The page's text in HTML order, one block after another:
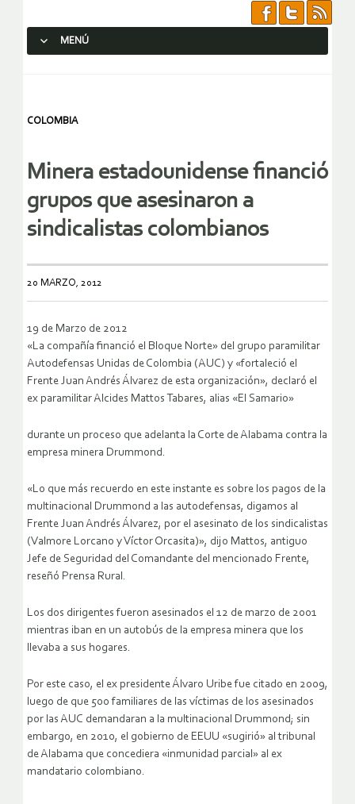
MENÚ
COLOMBIA
Minera estadounidense financió
grupos que asesinaron a
sindicalistas colombianos
20 MARZO, 2012
19 de Marzo de 2012
«La compañía financió el Bloque Norte» del grupo paramilitar
Autodefensas Unidas de Colombia (AUC) y «fortaleció el
Frente Juan Andrés Álvarez de esta organización», declaró el
ex paramilitar Alcides Mattos Tabares, alias «El Samario»
durante un proceso que adelanta la Corte de Alabama contra la
empresa minera Drummond.
«Lo que más recuerdo en este instante es sobre los pagos de la
multinacional Drummond a las autodefensas, digamos al
Frente Juan Andrés Álvarez, por el asesinato de los sindicalistas
(Valmore Lorcano y Víctor Orcasita)», dijo Mattos, antiguo
Jefe de Seguridad del Comandante del mencionado Frente,
reseñó Prensa Rural.
Los dos dirigentes fueron asesinados el 12 de marzo de 2001
mientras iban en un autobús de la empresa minera que los
llevaba a sus hogares.
Por este caso, el ex presidente Álvaro Uribe fue citado en 2009,
luego de que 500 familiares de las víctimas de los asesinados
por las AUC demandaran a la multinacional Drummond; sin
embargo, en 2010, el gobierno de EEUU «sugirió» al tribunal
de Alabama que concediera «inmunidad parcial» al ex
mandatario colombiano.